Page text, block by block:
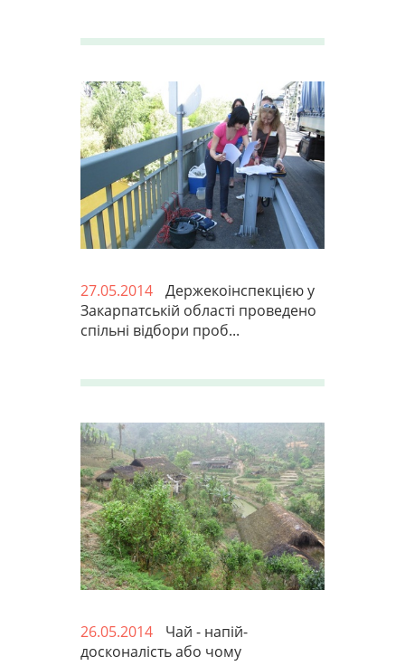
27.05.2014
Держекоінспекцією у
Закарпатській області проведено
спільні відбори проб...
26.05.2014
Чай - напій-
досконалість або чому